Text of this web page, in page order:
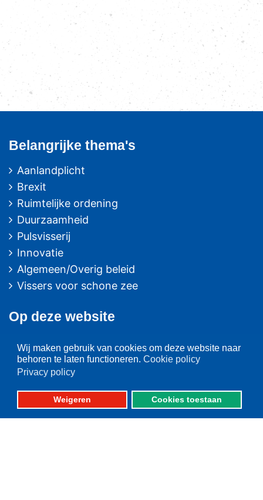
Wij maken gebruik van cookies om deze website naar
behoren te laten functioneren. Cookie policy
Privacy policy
Weigeren Cookies toestaan
Belangrijke thema's
Aanlandplicht
Brexit
Ruimtelijke ordening
Duurzaamheid
Pulsvisserij
Innovatie
Algemeen/Overig beleid
Vissers voor schone zee
Op deze website
Over VisNed
PO's
Vertegenwoordiging
Contact
Nieuwsarchief